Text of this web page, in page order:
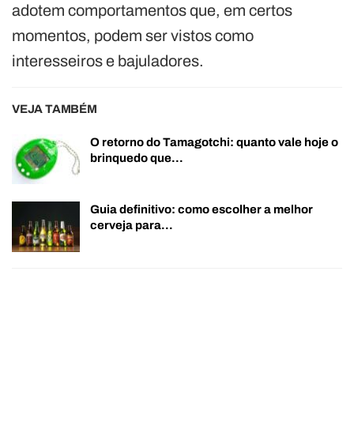
adotem comportamentos que, em certos
momentos, podem ser vistos como
interesseiros e bajuladores.
VEJA TAMBÉM
O retorno do Tamagotchi: quanto vale hoje o
brinquedo que…
Guia definitivo: como escolher a melhor
cerveja para…